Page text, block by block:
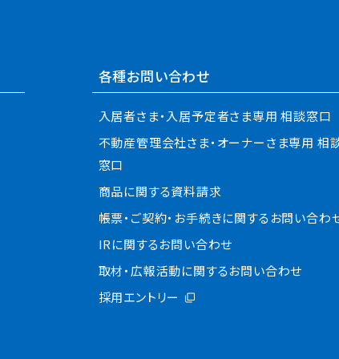
各種お問い合わせ
入居者さま・入居予定者さま専用 相談窓口
不動産管理会社さま・オーナーさま専用 相
窓口
商品に関する資料請求
帳票・ご契約・お手続きに関するお問い合わ
IRに関するお問い合わせ
取材・広報活動に関するお問い合わせ
採用エントリー